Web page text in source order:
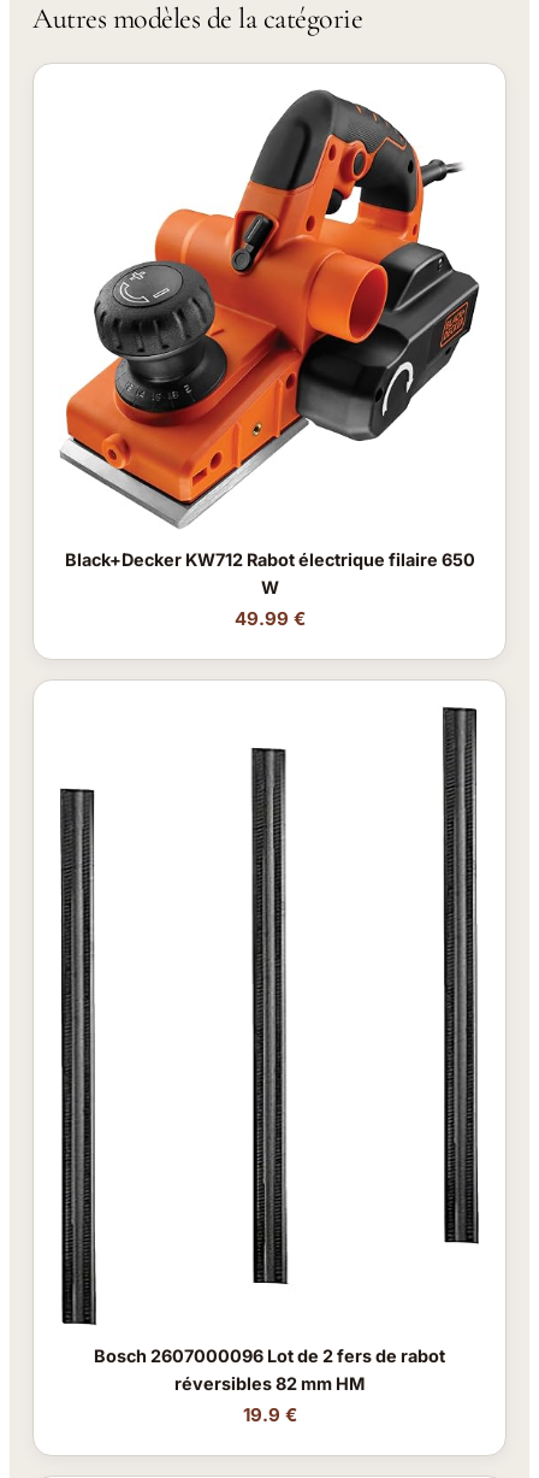
Autres modèles de la catégorie
Black+Decker KW712 Rabot électrique filaire 650
W
49.99 €
Bosch 2607000096 Lot de 2 fers de rabot
réversibles 82 mm HM
19.9 €